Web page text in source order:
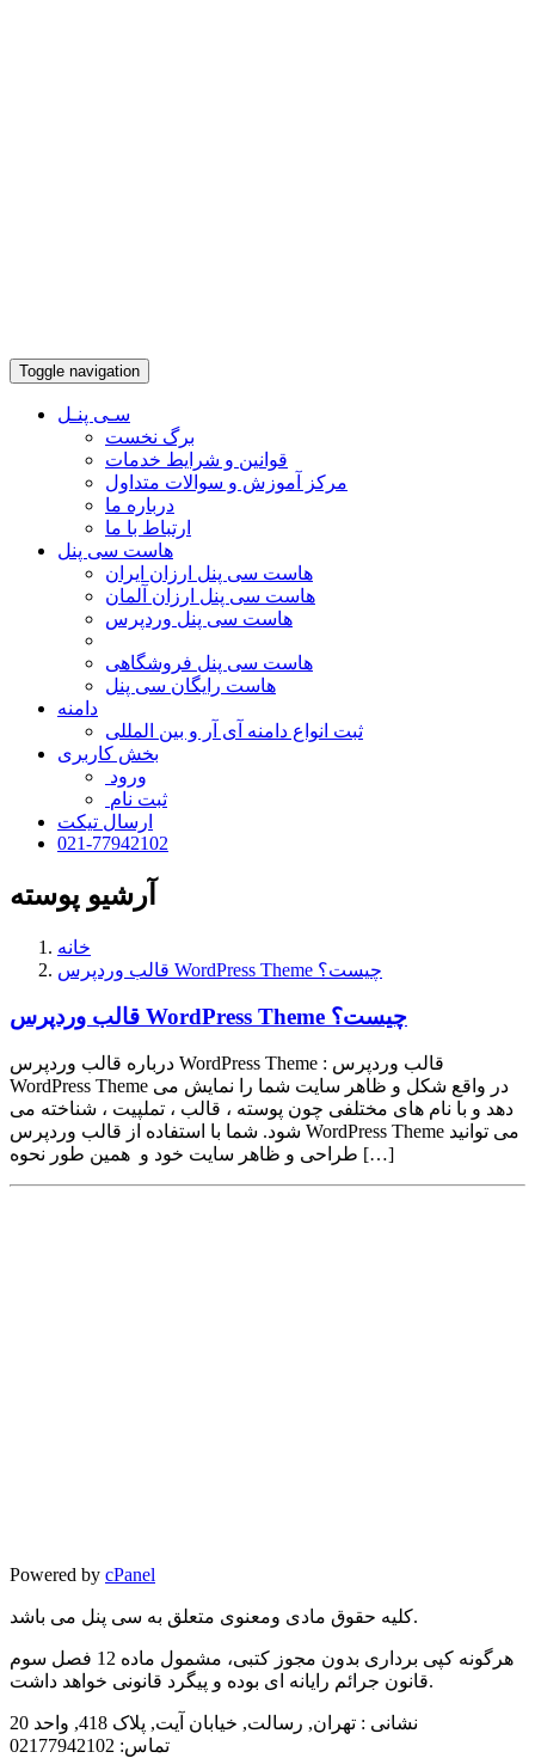
Toggle navigation
سـی پنـل
برگ نخست
قوانین و شرایط خدمات
مرکز آموزش و سوالات متداول
درباره ما
ارتباط با ما
هاست سی پنل
هاست سی پنل ارزان ایران
هاست سی پنل ارزان آلمان
هاست سی پنل وردپرس
هاست سی پنل فروشگاهی
هاست رایگان سی پنل
دامنه
ثبت انواع دامنه آی آر و بین المللی
بخش کاربری
ورود
ثبت نام
ارسال تیکت
021-77942102
آرشیو پوسته
خانه
قالب وردپرس WordPress Theme چیست؟
قالب وردپرس WordPress Theme چیست؟
درباره قالب وردپرس WordPress Theme : قالب وردپرس
WordPress Theme در واقع شکل و ظاهر سایت شما را نمایش می
دهد و با نام های مختلفی چون پوسته ، قالب ، تملپیت ، شناخته می
شود. شما با استفاده از قالب وردپرس WordPress Theme می توانید
طراحی و ظاهر سایت خود و همین طور نحوه […]
Powered by cPanel
کلیه حقوق مادی ومعنوی متعلق به سی پنل می باشد.
هرگونه کپی برداری بدون مجوز کتبی، مشمول ماده 12 فصل سوم
قانون جرائم رایانه ای بوده و پیگرد قانونی خواهد داشت.
نشانی : تهران, رسالت, خیابان آیت, پلاک 418, واحد 20
تماس: